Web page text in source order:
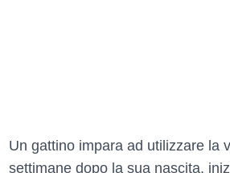
Un gattino impara ad utilizzare la
settimane dopo la sua nascita,